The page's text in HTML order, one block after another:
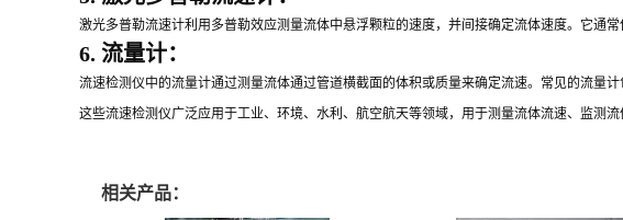
激光多普勒流速计利用多普勒效应测量流体中悬浮颗粒的速度，并间接确定流体速度。它通
6. 流量计：
流速检测仪中的流量计通过测量流体通过管道横截面的体积或质量来确定流速。常见的流量
这些流速检测仪广泛应用于工业、环境、水利、航空航天等领域，用于测量流体流速、监测
相关产品：